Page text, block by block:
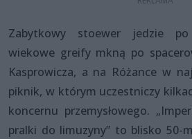
Zabytkowy stoewer jedzie po
wiekowe greify mkną po
Kasprowicza, a na Różance w
piknik, w którym uczestniczy
koncernu przemysłowego.
pralki do limuzyny” to blisko 50-